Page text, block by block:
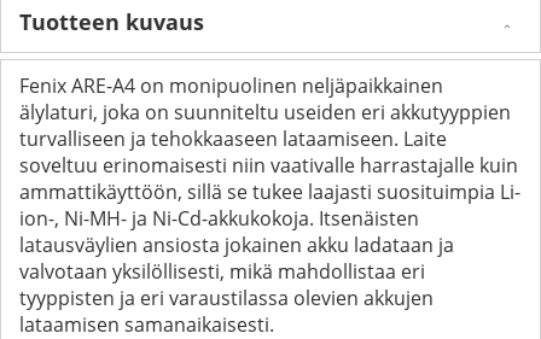
Tuotteen kuvaus
Fenix ARE-A4 on monipuolinen neljäpaikkainen
älylaturi, joka on suunniteltu useiden eri akkutyyppien
turvalliseen ja tehokkaaseen lataamiseen. Laite
soveltuu erinomaisesti niin vaativalle harrastajalle kuin
ammattikäyttöön, sillä se tukee laajasti suosituimpia Li-
ion-, Ni-MH- ja Ni-Cd-akkukokoja. Itsenäisten
latausväylien ansiosta jokainen akku ladataan ja
valvotaan yksilöllisesti, mikä mahdollistaa eri
tyyppisten ja eri varaustilassa olevien akkujen
lataamisen samanaikaisesti.